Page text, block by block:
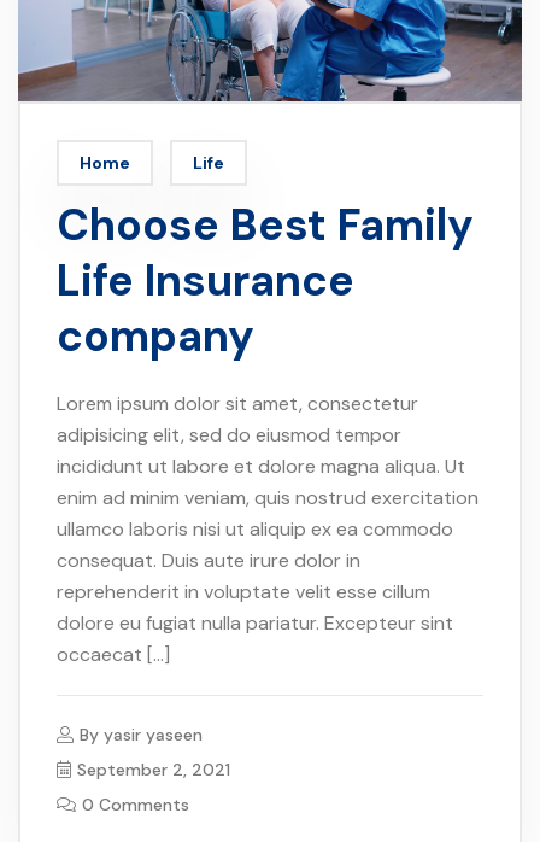
Home Life
Choose Best Family
Life Insurance
company
Lorem ipsum dolor sit amet, consectetur
adipisicing elit, sed do eiusmod tempor
incididunt ut labore et dolore magna aliqua. Ut
enim ad minim veniam, quis nostrud exercitation
ullamco laboris nisi ut aliquip ex ea commodo
consequat. Duis aute irure dolor in
reprehenderit in voluptate velit esse cillum
dolore eu fugiat nulla pariatur. Excepteur sint
occaecat […]
By yasir yaseen
September 2, 2021
0 Comments